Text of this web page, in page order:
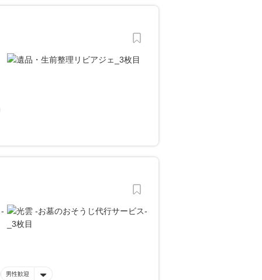
男性歓迎